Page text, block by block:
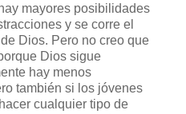
mayores posibilidades
y se corre el
Dios. Pero no creo que
Dios sigue
hay menos
también si los jóvenes
cualquier tipo de